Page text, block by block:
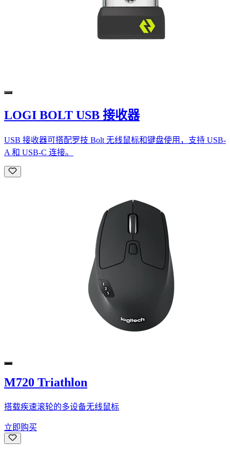
LOGI BOLT USB 接收器
USB 接收器可搭配罗技 Bolt 无线鼠标和键盘使用，支持 USB-
A 和 USB-C 连接。
M720 Triathlon
搭载疾速滚轮的多设备无线鼠标
立即购买